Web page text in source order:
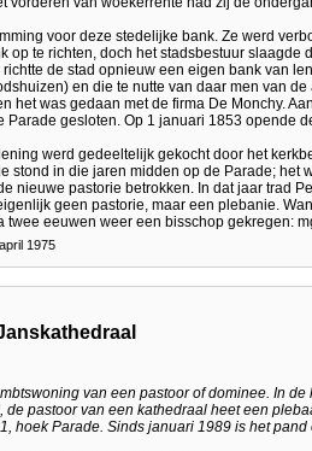
voor deze stedelijke bank. Ze werd
op te richten, doch het stadsbestuur slaagde
de stad opnieuw een eigen bank van
en die te nutte van daar men van
het was gedaan met de firma De Monchy.
Parade gesloten. Op 1 januari 1853 opende
werd gedeeltelijk gekocht door het
stond in die jaren midden op de Parade; het
nieuwe pastorie betrokken. In dat jaar trad
geen pastorie, maar een plebanie.
twee eeuwen weer een bisschop gekregen:
1975
van een pastoor of dominee. In
pastoor van een kathedraal heet een
hoek Parade. Sinds januari 1989 is het